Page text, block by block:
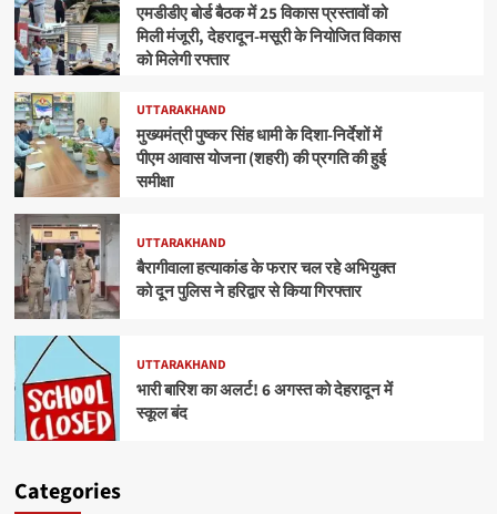
एमडीडीए बोर्ड बैठक में 25 विकास प्रस्तावों को
मिली मंजूरी, देहरादून-मसूरी के नियोजित विकास
को मिलेगी रफ्तार
UTTARAKHAND
मुख्यमंत्री पुष्कर सिंह धामी के दिशा-निर्देशों में
पीएम आवास योजना (शहरी) की प्रगति की हुई
समीक्षा
UTTARAKHAND
बैरागीवाला हत्याकांड के फरार चल रहे अभियुक्त
को दून पुलिस ने हरिद्वार से किया गिरफ्तार
UTTARAKHAND
भारी बारिश का अलर्ट! 6 अगस्त को देहरादून में
स्कूल बंद
Categories